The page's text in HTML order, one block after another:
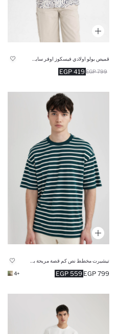
419 EGP 799 EGP
559 EGP 799 EGP
+4